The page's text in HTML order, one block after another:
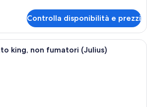
Controlla disponibilità e prezzi
Una camera d'albergo con un letto
king, non fumatori (Julius)